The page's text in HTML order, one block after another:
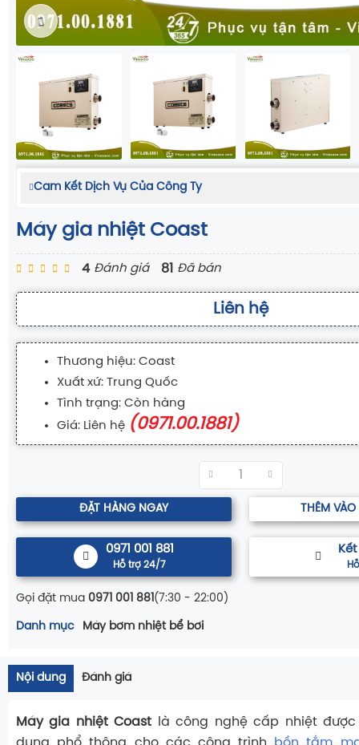
Cam Kết Dịch Vụ Của Công Ty
Máy gia nhiệt Coast
4 Đánh giá 81 Đã bán
Liên hệ
Thương hiệu: Coast
Xuất xứ: Trung Quốc
Tình trạng: Còn hàng
Giá: Liên hệ (0971.00.1881)
ĐẶT HÀNG NGAY THÊM
0971 001 881
Hỗ trợ 24/7
Gọi đặt mua 0971 001 881 (7:30 - 22:00)
Danh mục Máy bơm nhiệt bể bơi
Nội dung Đánh giá
Máy gia nhiệt Coast là công nghệ cấp nhiệt